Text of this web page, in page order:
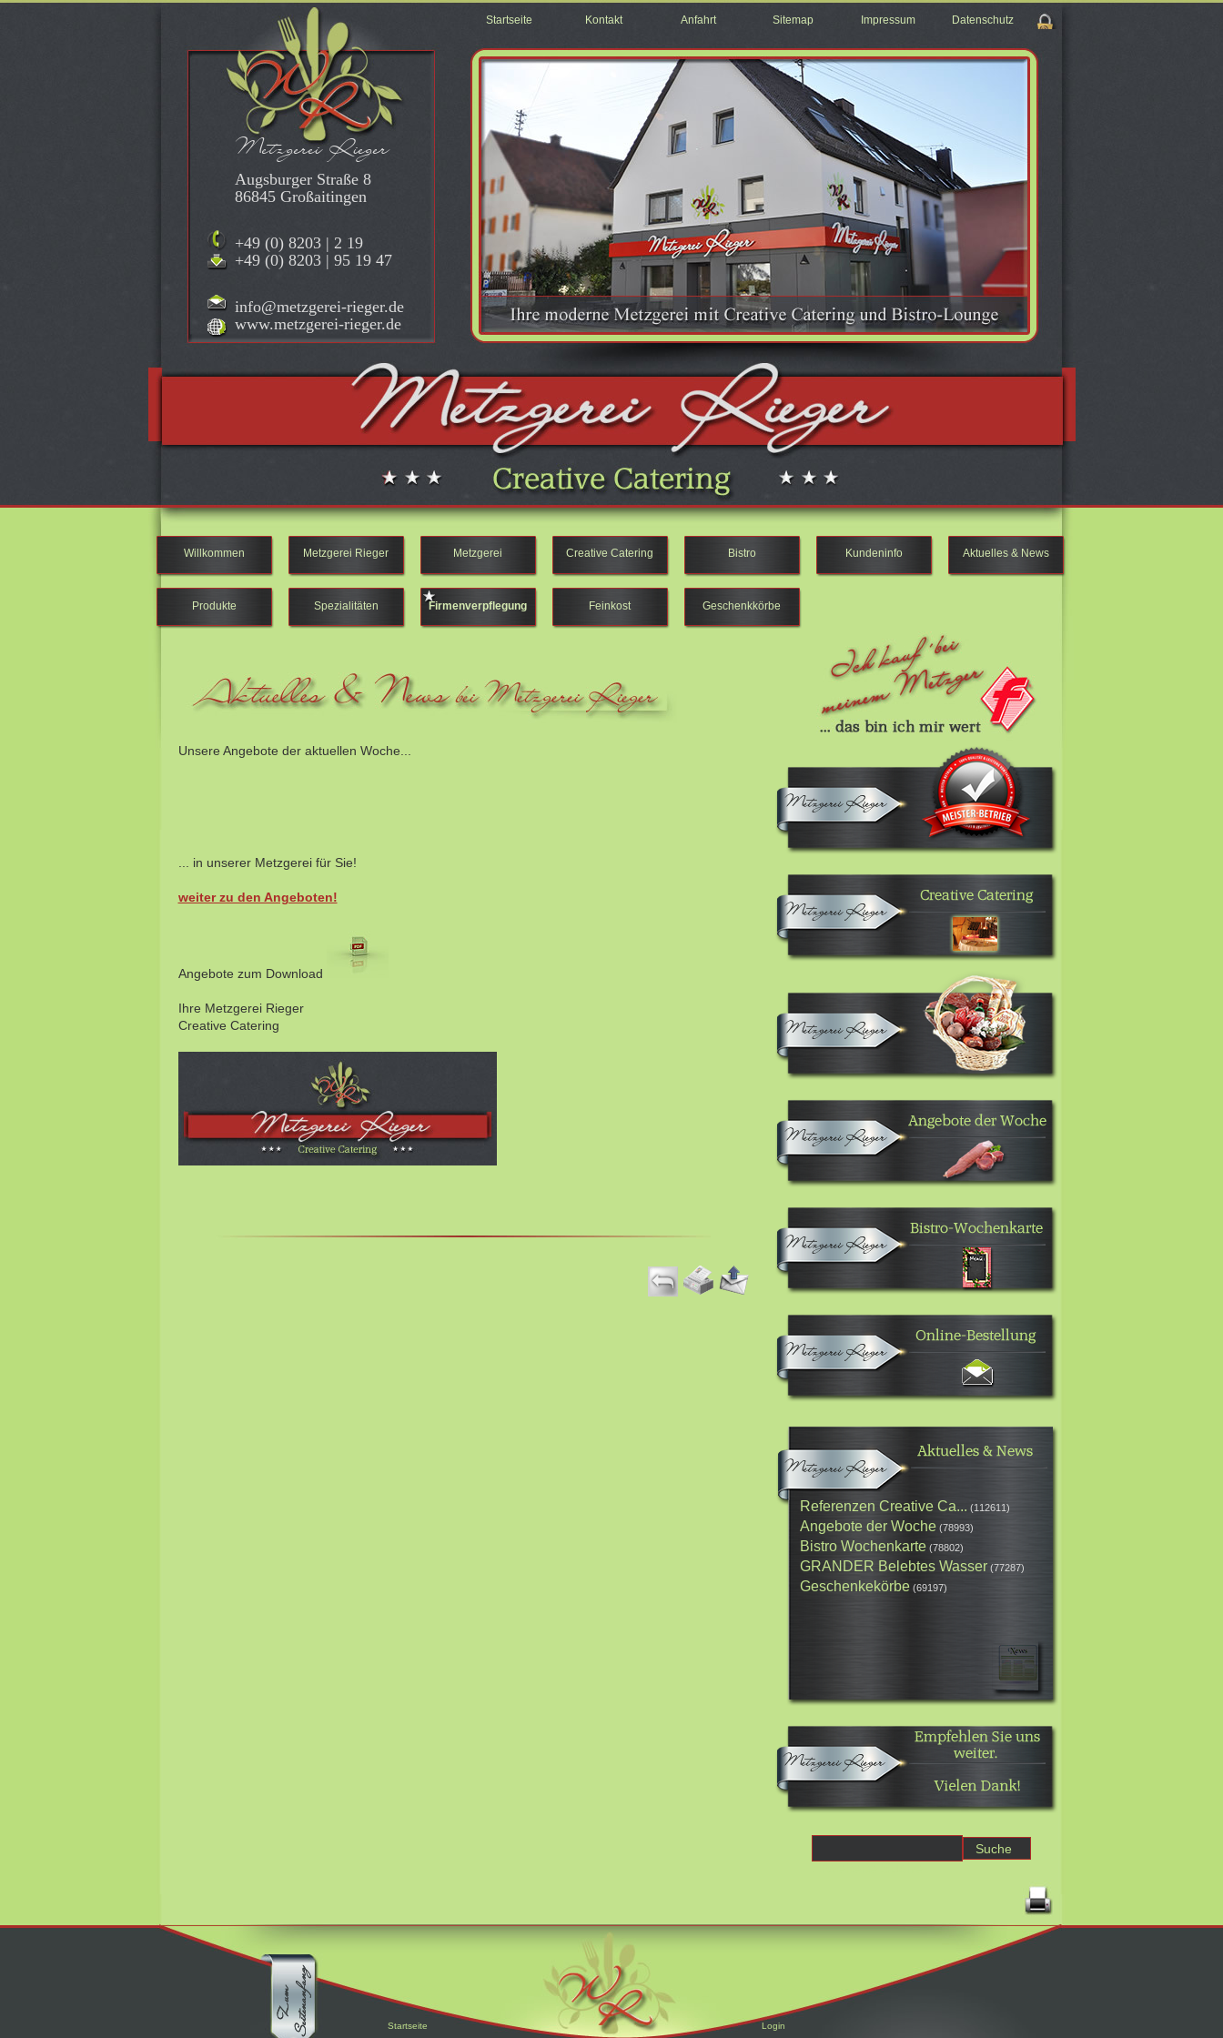
Startseite Kontakt Anfahrt Sitemap Impressum Datenschutz
Willkommen Metzgerei Rieger Metzgerei Creative Catering Bistro Kundeninfo Aktuelles & News
Metzgerei Rieger
Augsburger Straße 8
86845 Großaitingen
+49 (0) 8203 | 2 19
+49 (0) 8203 | 95 19 47
info@metzgerei-rieger.de
www.metzgerei-rieger.de
Produkte Spezialitäten Firmenverpflegung Feinkost Geschenkkörbe
Unsere Angebote der aktuellen Woche...
... in unserer Metzgerei für Sie!
weiter zu den Angeboten!
Angebote zum Download
Ihre Metzgerei Rieger
Creative Catering
Referenzen Creative Ca... (112611)
Angebote der Woche(78993)
Bistro Wochenkarte(78802)
GRANDER Belebtes Wasser(77287)
Geschenkekörbe(69197)
Startseite Login